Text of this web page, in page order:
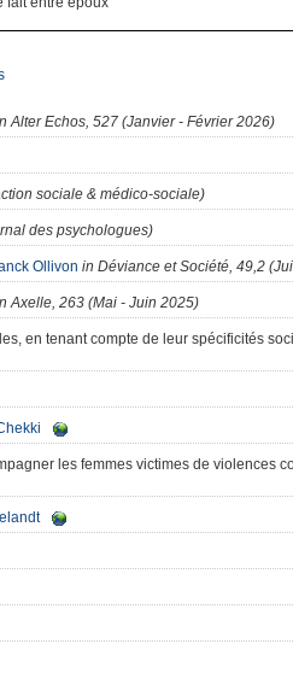
Alter Echos, 527 (Janvier - Février 2026)
sociale & médico-sociale)
des psychologues)
Ollivon in Déviance et Société, 49,2
Axelle, 263 (Mai - Juin 2025)
en tenant compte de leur spécificités
les femmes victimes de violences